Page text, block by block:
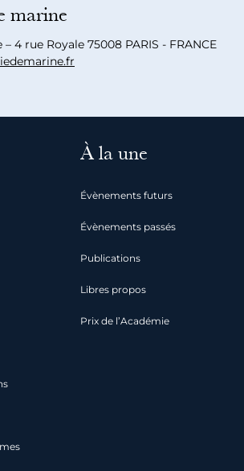
marine
4 rue Royale 75008 PARIS - FRANCE
À la une
Évènements futurs
Évènements passés
Publications
Libres propos
Prix de l’Académie